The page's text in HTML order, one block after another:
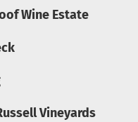
Wine Estate
Vineyards